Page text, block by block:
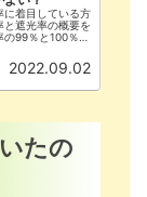
に着目している方
遮光率の概要を
99％と100％の
2022.09.02
たの